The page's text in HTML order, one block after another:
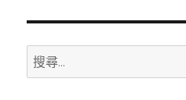
搜
尋